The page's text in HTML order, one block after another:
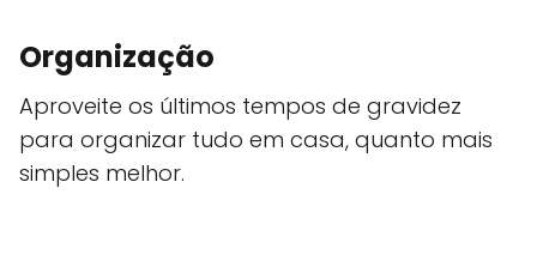
Organização
Aproveite os últimos tempos de gravidez
para organizar tudo em casa, quanto mais
simples melhor.